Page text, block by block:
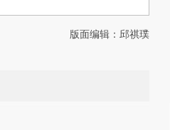
版面编辑：邱祺璞